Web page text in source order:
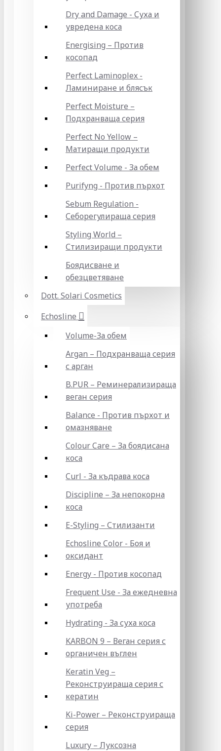
Dry and Damage - Суха и
увредена коса
Energising – Против
косопад
Perfect Laminoplex -
Ламиниране и блясък
Perfect Moisture –
Подхранваща серия
Perfect No Yellow –
Матиращи продукти
Perfect Volume - За обем
Purifyng - Против пърхот
Sebum Regulation -
Себорегулираща серия
Styling World –
Стилизиращи продукти
Боядисване и
обезцветяване
Dott. Solari Cosmetics
Echosline
Volume-За обем
Argan – Подхранваща серия
с арган
B.PUR – Реминерализираща
веган серия
Balance - Против пърхот и
омазняване
Colour Care – За боядисана
коса
Curl - За къдрава коса
Discipline – За непокорна
коса
E-Styling – Стилизанти
Echosline Color - Боя и
оксидант
Energy - Против косопад
Frequent Use - За ежедневна
употреба
Hydrating - За суха коса
KARBON 9 – Веган серия с
органичен въглен
Keratin Veg –
Реконструираща серия с
кератин
Ki-Power – Реконструираща
серия
Luxury – Луксозна